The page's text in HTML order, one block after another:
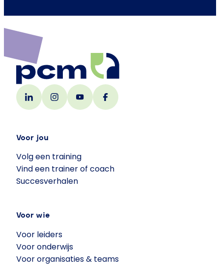
Voor jou
Volg een training
Vind een trainer of coach
Succesverhalen
Voor wie
Voor leiders
Voor onderwijs
Voor organisaties & teams